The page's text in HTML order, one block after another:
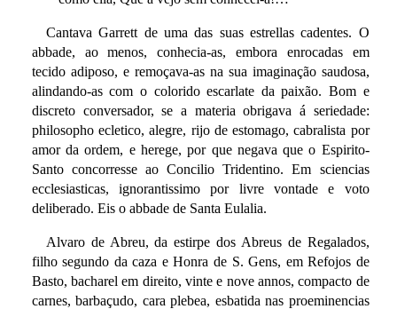
Cantava Garrett de uma das suas estrellas cadentes. O
abbade, ao menos, conhecia-as, embora enrocadas em
tecido adiposo, e remoçava-as na sua imaginação saudosa,
alindando-as com o colorido escarlate da paixão. Bom e
discreto conversador, se a materia obrigava á seriedade:
philosopho ecletico, alegre, rijo de estomago, cabralista por
amor da ordem, e herege, por que negava que o Espirito-
Santo concorresse ao Concilio Tridentino. Em sciencias
ecclesiasticas, ignorantissimo por livre vontade e voto
deliberado. Eis o abbade de Santa Eulalia.
Alvaro de Abreu, da estirpe dos Abreus de Regalados,
filho segundo da caza e Honra de S. Gens, em Refojos de
Basto, bacharel em direito, vinte e nove annos, compacto de
carnes, barbaçudo, cara plebea, esbatida nas proeminencias